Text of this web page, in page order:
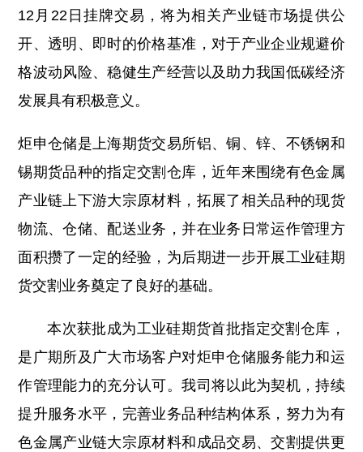
12月22日挂牌交易，将为相关产业链市场提供公
开、透明、即时的价格基准，对于产业企业规避价
格波动风险、稳健生产经营以及助力我国低碳经济
发展具有积极意义。
炬申仓储是上海期货交易所铝、铜、锌、不锈钢和
锡期货品种的指定交割仓库，近年来围绕有色金属
产业链上下游大宗原材料，拓展了相关品种的现货
物流、仓储、配送业务，并在业务日常运作管理方
面积攒了一定的经验，为后期进一步开展工业硅期
货交割业务奠定了良好的基础。
本次获批成为工业硅期货首批指定交割仓库，
是广期所及广大市场客户对炬申仓储服务能力和运
作管理能力的充分认可。我司将以此为契机，持续
提升服务水平，完善业务品种结构体系，努力为有
色金属产业链大宗原材料和成品交易、交割提供更